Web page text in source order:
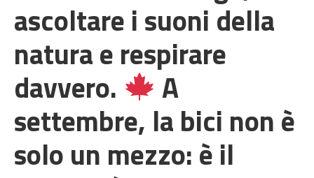
ascoltare i suoni della
natura e respirare
davvero. A
settembre, la bici non è
solo un mezzo: è il